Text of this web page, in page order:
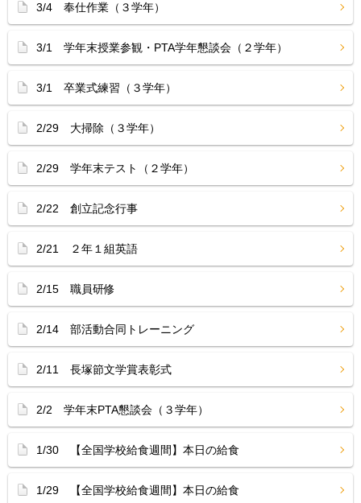
3/4 奉仕作業（３学年）
3/1 学年末授業参観・PTA学年懇談会（２学年）
3/1 卒業式練習（３学年）
2/29 大掃除（３学年）
2/29 学年末テスト（２学年）
2/22 創立記念行事
2/21 ２年１組英語
2/15 職員研修
2/14 部活動合同トレーニング
2/11 長塚節文学賞表彰式
2/2 学年末PTA懇談会（３学年）
1/30 【全国学校給食週間】本日の給食
1/29 【全国学校給食週間】本日の給食